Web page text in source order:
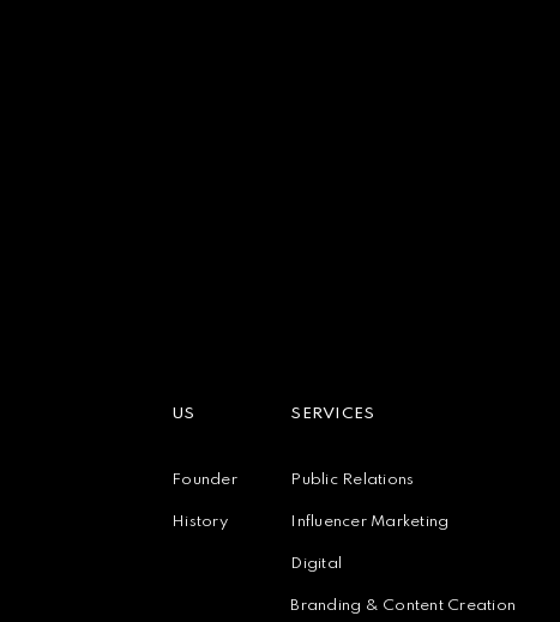
US
Founder
History
SERVICES
Public Relations
Influencer Marketing
Digital
Branding & Content Creation